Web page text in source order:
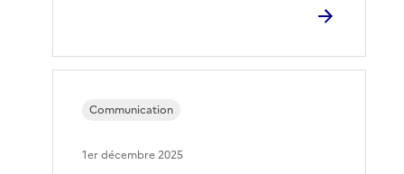
Communication
1er décembre 2025